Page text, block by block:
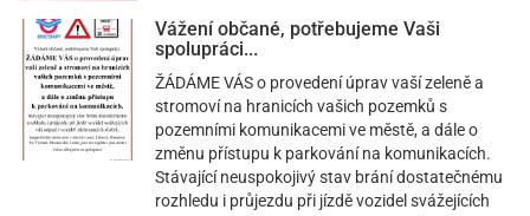
Vážení občané, potřebujeme Vaši
spolupráci...
ŽÁDÁME VÁS o provedení úprav vaší zeleně a
stromoví na hranicích vašich pozemků s
pozemními komunikacemi ve městě, a dále o
změnu přístupu k parkování na komunikacích.
Stávající neuspokojivý stav brání dostatečnému
rozhledu i průjezdu při jízdě vozidel svážejících